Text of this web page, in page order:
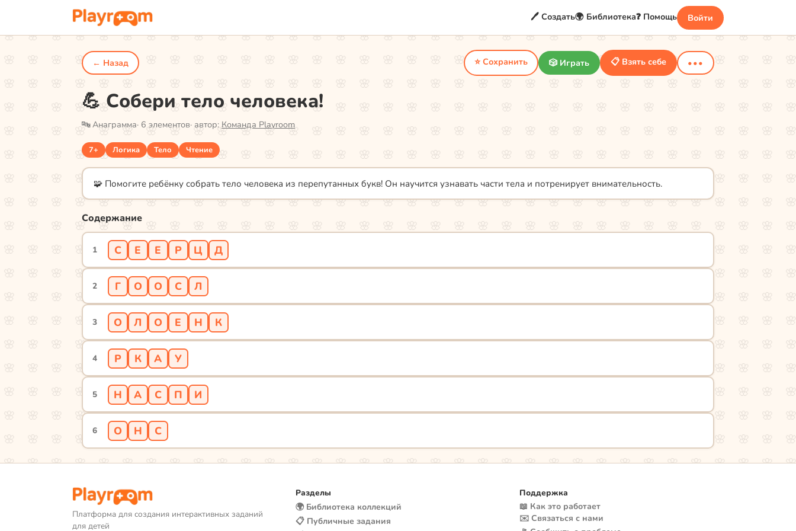
🖊️ Создать🌍 Библиотека❓ Помощь Войти
← Назад ⭐ Сохранить 🎲 Играть 📋 Взять себе •••
💪 Собери тело человека!
🔤 Анаграмма· 6 элементов· автор: Команда Playroom
7+ Логика Тело Чтение
🧩 Помогите ребёнку собрать тело человека из перепутанных букв! Он научится узнавать части тела и потренирует внимательность.
Содержание
1 С Е Е Р Ц Д
2 Г О О С Л
3 О Л О Е Н К
4 Р К А У
5 Н А С П И
6 О Н С
Платформа для создания интерактивных заданий
для детей
Разделы
🌍 Библиотека коллекций
📋 Публичные задания
Поддержка
📖 Как это работает
✉️ Связаться с нами